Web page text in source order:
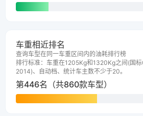
车重相近排名
查询车型在同一车重区间内的油耗排行榜
排行标准：车重在1205Kg和1320Kg之间(国
2014)、自动档、统计车主数不少于20。
第446名（共860款车型）